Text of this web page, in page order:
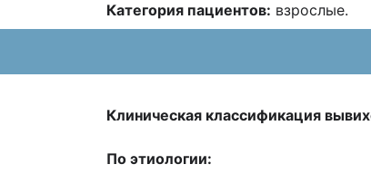
Категория пациентов: взрослые.
Клиническая классификация
По этиологии: